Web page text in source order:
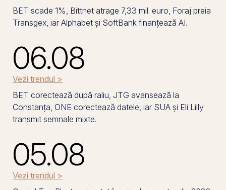
BET scade 1%, Bittnet atrage 7,33 mil. euro, Foraj preia
Transgex, iar Alphabet și SoftBank finanțează AI.
06.08
Vezi trendul >
BET corectează după raliu, JTG avansează la
Constanța, ONE corectează datele, iar SUA și Eli Lilly
transmit semnale mixte.
05.08
Vezi trendul >